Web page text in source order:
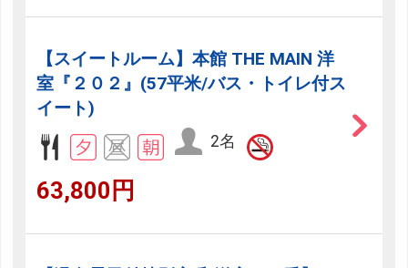
【スイートルーム】本館 THE MAIN 洋
室『２０２』(57平米/バス・トイレ付ス
イート)
2名
63,800円